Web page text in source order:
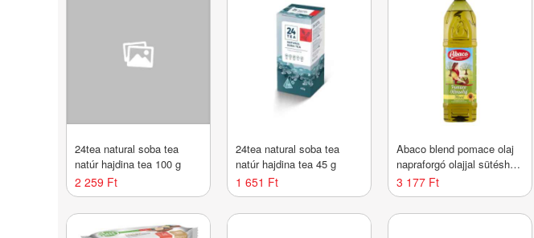
24tea natural soba tea
natúr hajdina tea 100 g
2 259 Ft
24tea natural soba tea
natúr hajdina tea 45 g
1 651 Ft
Abaco blend pomace olaj
napraforgó olajjal sütéshez
1000 ml
3 177 Ft